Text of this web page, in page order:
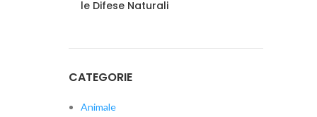
le Difese Naturali
CATEGORIE
Animale